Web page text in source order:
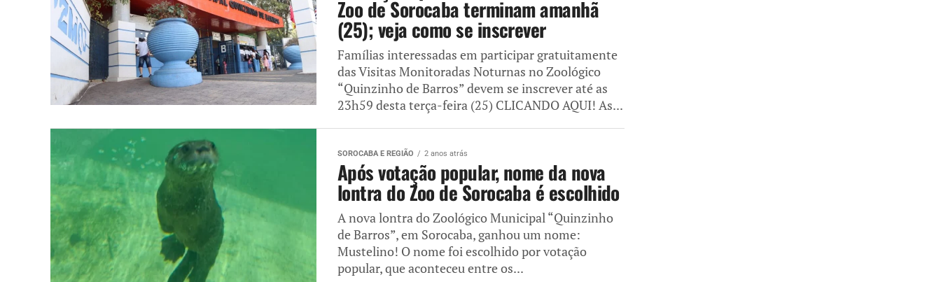
Zoo de Sorocaba terminam amanhã
(25); veja como se inscrever
Famílias interessadas em participar gratuitamente
das Visitas Monitoradas Noturnas no Zoológico
“Quinzinho de Barros” devem se inscrever até as
23h59 desta terça-feira (25) CLICANDO AQUI! As...
SOROCABA E REGIÃO 2 anos atrás
Após votação popular, nome da nova
lontra do Zoo de Sorocaba é escolhido
A nova lontra do Zoológico Municipal “Quinzinho
de Barros”, em Sorocaba, ganhou um nome:
Mustelino! O nome foi escolhido por votação
popular, que aconteceu entre os...